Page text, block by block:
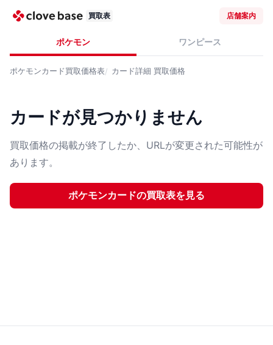
買取表 店舗案内
ポケモン ワンピース
ポケモンカード買取価格表 カード詳細 買取価格
カードが見つかりません
買取価格の掲載が終了したか、URLが変更された可能性が
あります。
ポケモンカードの買取表を見る